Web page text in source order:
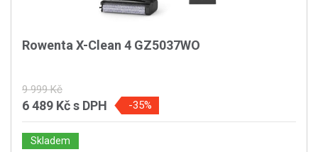
Rowenta X-Clean 4 GZ5037WO
9 999 Kč
6 489 Kčs DPH -35%
Skladem